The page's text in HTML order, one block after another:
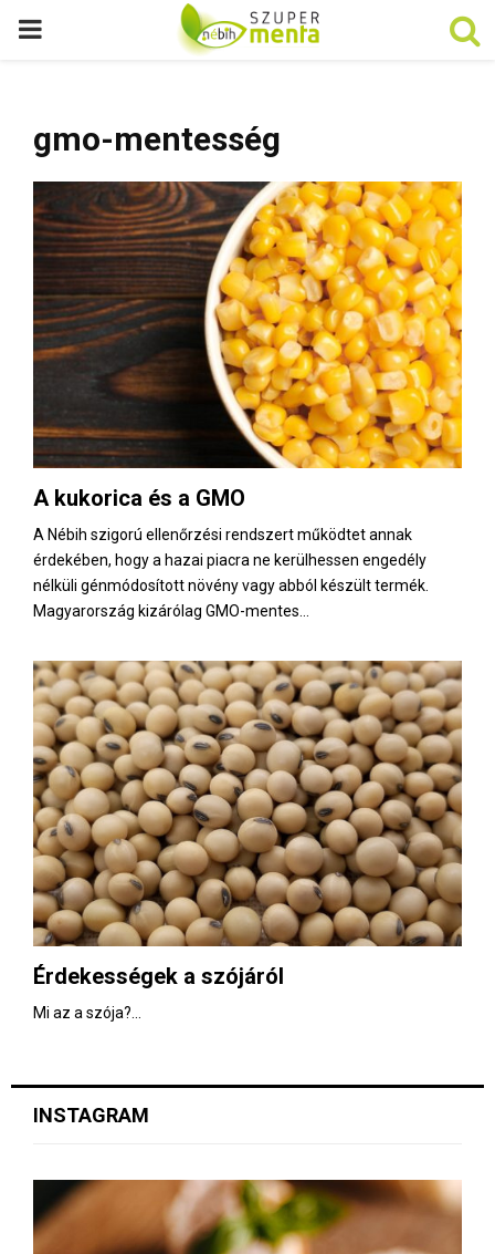
P
M
A
R
M
E
N
gmo-mentesség
A kukorica és a GMO
A Nébih szigorú ellenőrzési rendszert működtet annak
érdekében, hogy a hazai piacra ne kerülhessen engedély
nélküli génmódosított növény vagy abból készült termék.
Magyarország kizárólag GMO-mentes...
Érdekességek a szójáról
Mi az a szója?...
INSTAGRAM